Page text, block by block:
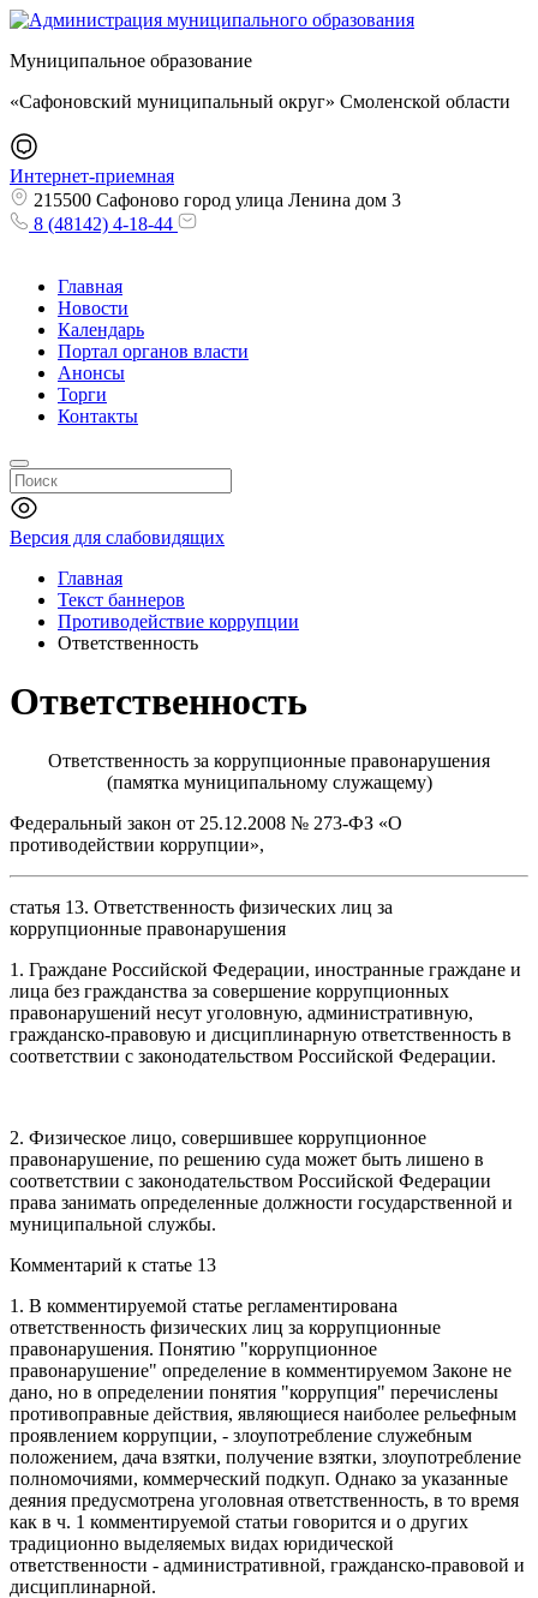
Муниципальное образование
«Сафоновский муниципальный округ» Смоленской области
Интернет-приемная
215500 Сафоново город улица Ленина дом 3
8 (48142) 4-18-44
Главная
Новости
Календарь
Портал органов власти
Анонсы
Торги
Контакты
Версия для слабовидящих
Главная
Текст баннеров
Противодействие коррупции
Ответственность
Ответственность
Ответственность за коррупционные правонарушения
(памятка муниципальному служащему)
Федеральный закон от 25.12.2008 № 273-ФЗ «О
противодействии коррупции»,
статья 13. Ответственность физических лиц за
коррупционные правонарушения
1. Граждане Российской Федерации, иностранные граждане и
лица без гражданства за совершение коррупционных
правонарушений несут уголовную, административную,
гражданско-правовую и дисциплинарную ответственность в
соответствии с законодательством Российской Федерации.
2. Физическое лицо, совершившее коррупционное
правонарушение, по решению суда может быть лишено в
соответствии с законодательством Российской Федерации
права занимать определенные должности государственной и
муниципальной службы.
Комментарий к статье 13
1. В комментируемой статье регламентирована
ответственность физических лиц за коррупционные
правонарушения. Понятию "коррупционное
правонарушение" определение в комментируемом Законе не
дано, но в определении понятия "коррупция" перечислены
противоправные действия, являющиеся наиболее рельефным
проявлением коррупции, - злоупотребление служебным
положением, дача взятки, получение взятки, злоупотребление
полномочиями, коммерческий подкуп. Однако за указанные
деяния предусмотрена уголовная ответственность, в то время
как в ч. 1 комментируемой статьи говорится и о других
традиционно выделяемых видах юридической
ответственности - административной, гражданско-правовой и
дисциплинарной.